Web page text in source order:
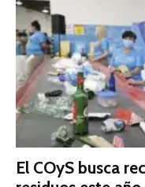
El COyS busca